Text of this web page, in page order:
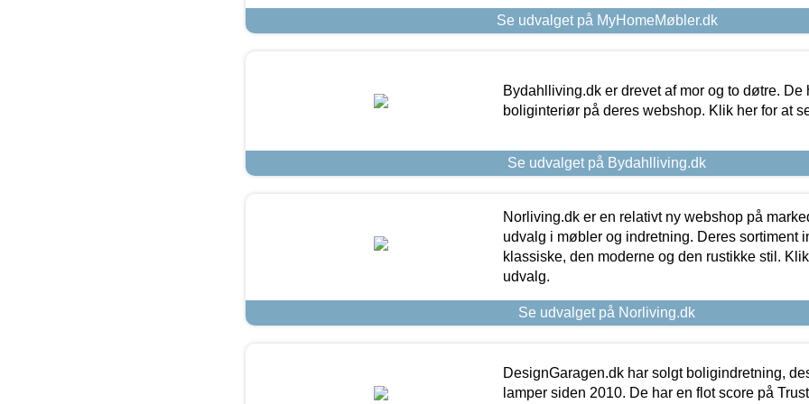
Se udvalget på MyHomeMøbler.dk
Bydahlliving.dk er drevet af mor og to døtre. De
boliginteriør på deres webshop. Klik her for at
Se udvalget på Bydahlliving.dk
Norliving.dk er en relativt ny webshop på
udvalg i møbler og indretning. Deres sortiment
klassiske, den moderne og den rustikke stil.
udvalg.
Se udvalget på Norliving.dk
DesignGaragen.dk har solgt boligindretning,
lamper siden 2010. De har en flot score på